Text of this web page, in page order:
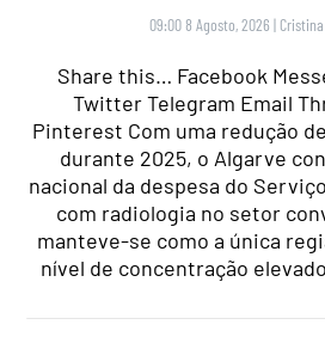
09:00 8 Agosto, 2026 |
Share this… Facebook
Twitter Telegram Email
Pinterest Com uma redução
durante 2025, o Algarve
nacional da despesa do
com radiologia no setor
manteve-se como a única
nível de concentração